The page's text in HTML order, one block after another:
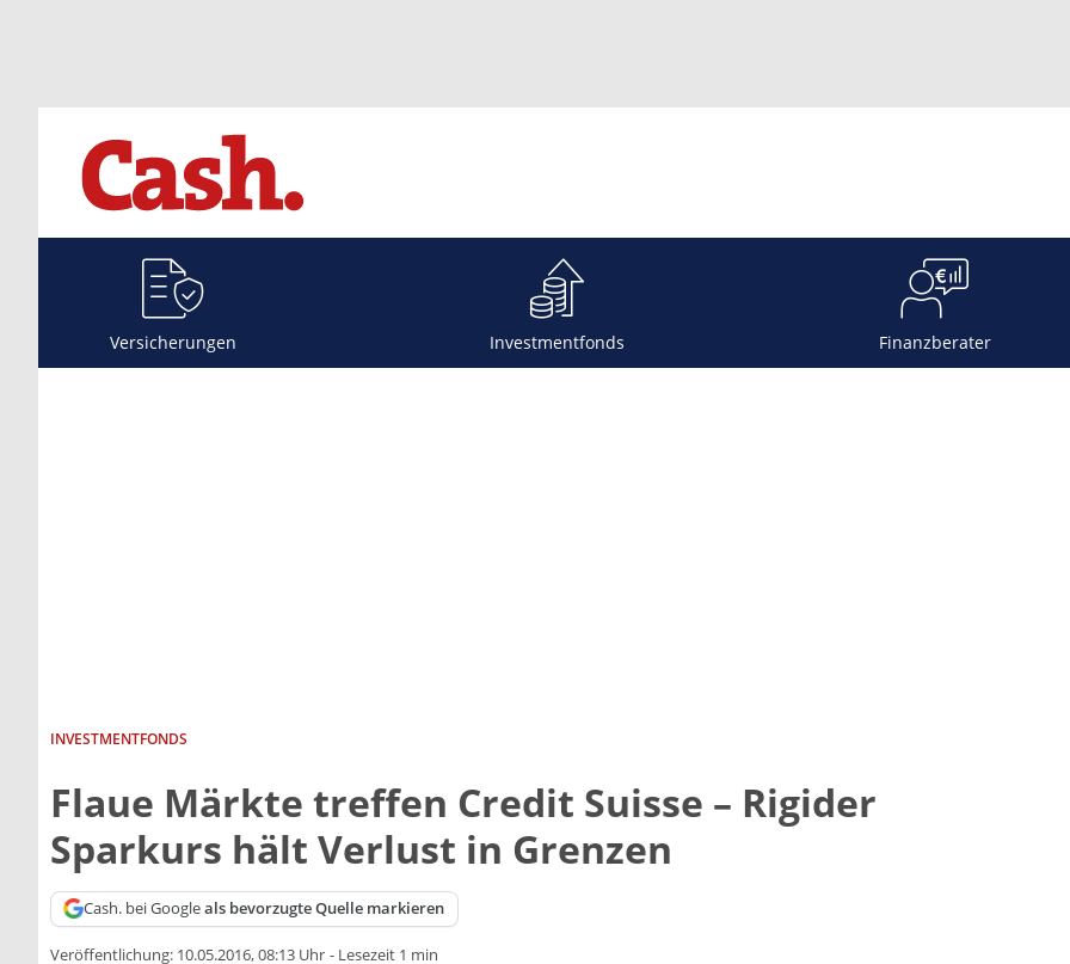
Versicherungen Investmentfonds Finanzberater
INVESTMENTFONDS
Flaue Märkte treffen Credit Suisse – Rigider
Sparkurs hält Verlust in Grenzen
Cash. bei Googleals bevorzugte Quelle markieren
Veröffentlichung: 10.05.2016, 08:13 Uhr - Lesezeit 1 min